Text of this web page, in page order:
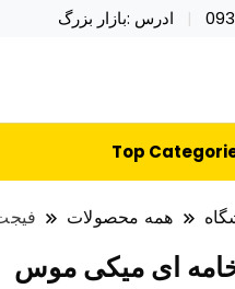
ادرس :بازار بزرگ
فروش عمده
خاص فیجت اسباب بازی
Top
همه محصولات
ای میکی موس